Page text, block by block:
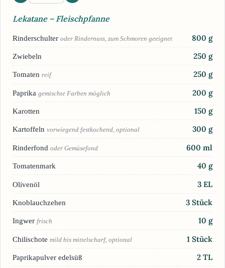
Lekatane – Fleischpfanne
Rinderschulter oder Rindernuss, zum Schmoren geeignet 800 g
Zwiebeln 250 g
Tomaten reif 250 g
Paprika gemischte Farben möglich 200 g
Karotten 150 g
Kartoffeln vorwiegend festkochend, optional 300 g
Rinderfond oder Gemüsefond 600 ml
Tomatenmark 40 g
Olivenöl 3 EL
Knoblauchzehen 3 Stück
Ingwer frisch 10 g
Chilischote mild bis mittelscharf, optional 1 Stück
Paprikapulver edelsüß 2 TL